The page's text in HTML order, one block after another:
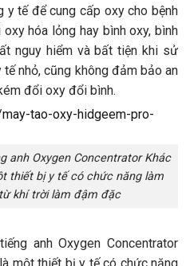
tế để cung cấp oxy cho bệnh
hóa lỏng hay bình oxy, bình
nguy hiểm và bất tiện khi sử
nhỏ, cũng không đảm bảo an
đổi oxy đổi bình.
anh Oxygen Concentrator Khác
thiết bị y tế có chức năng làm
khí trời làm đậm đặc
anh Oxygen Concentrator